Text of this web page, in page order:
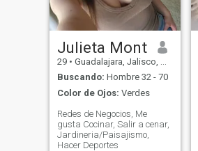
Julieta Mont
29 • Guadalajara, Jalisco, México
Buscando: Hombre 32 - 70
Color de Ojos: Verdes
Redes de Negocios, Me
gusta Cocinar, Salir a cenar,
Jardineria/Paisajismo,
Hacer Deportes